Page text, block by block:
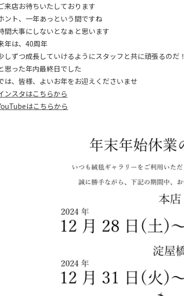
来店お待ちいたしております
ント、一年あっという間ですね
間大事にしないとなぁと思います
年は、40周年
しずつ成長していけるようにスタッフと共に頑張るのだ！
思った年内最終日でした
は、皆様、よいお年をお迎えくださいませ
ンスタはこちらから
はこちらから